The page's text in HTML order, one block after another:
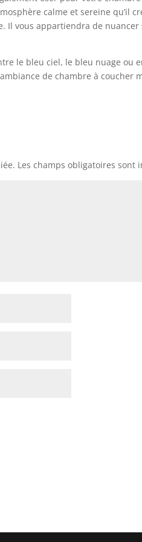
calme et sereine qu’il
Il vous appartiendra de
le bleu ciel, le bleu nuage ou
de chambre à coucher
Les champs obligatoires sont